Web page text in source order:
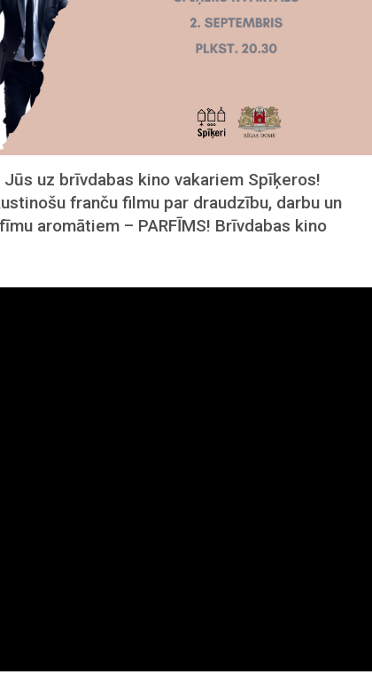
uz brīvdabas kino vakariem Spīķeros!
franču filmu par draudzību, darbu un
aromātiem – PARFĪMS! Brīvdabas kino